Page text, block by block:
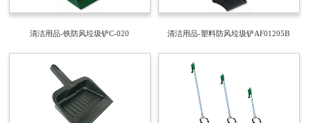
清洁用品-铁防风垃圾铲C-020 清洁用品-塑料防风垃圾铲AF01205B